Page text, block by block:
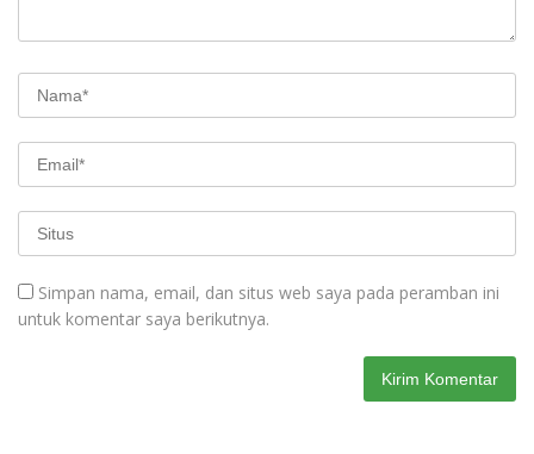
Simpan nama, email, dan situs web saya pada peramban ini
untuk komentar saya berikutnya.